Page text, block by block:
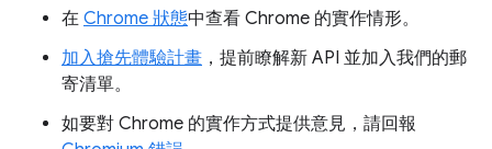
在 Chrome 狀態中查看 Chrome 的實作情形。
加入搶先體驗計畫 ，提前瞭解新 API 並加入我們的郵
寄清單。
如要對 Chrome 的實作方式提供意見，請回報